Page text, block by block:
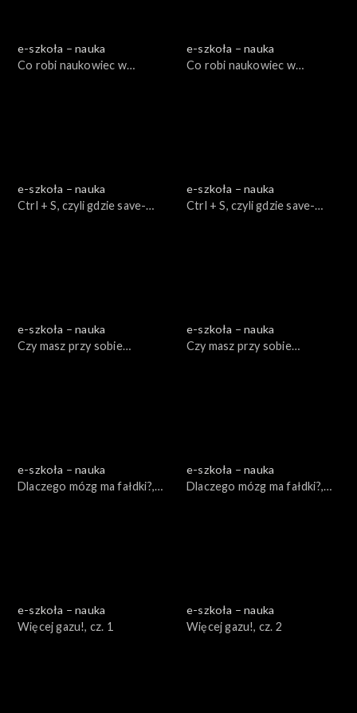
e-szkoła – nauka
Co robi naukowiec w
e-szkoła – nauka
Co robi naukowiec w
e-szkoła – nauka
Ctrl + S, czyli gdzie save-
e-szkoła – nauka
Ctrl + S, czyli gdzie save-
e-szkoła – nauka
Czy masz przy sobie
e-szkoła – nauka
Czy masz przy sobie
e-szkoła – nauka
Dlaczego mózg ma fałdki?,
e-szkoła – nauka
Dlaczego mózg ma fałdki?,
e-szkoła – nauka
Więcej gazu!, cz. 1
e-szkoła – nauka
Więcej gazu!, cz. 2